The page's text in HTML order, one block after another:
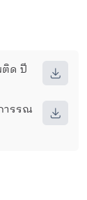
ติด ปี
ารรณ